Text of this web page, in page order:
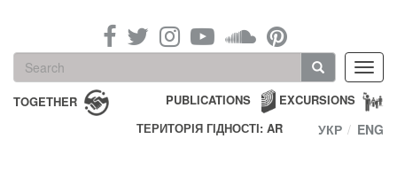
Search
form
Search
TOGETHER EXCURSIONS
PUBLICATIONS
ТЕРИТОРІЯ ГІДНОСТІ: AR
УКР ENG